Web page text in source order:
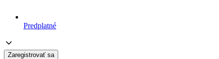
Predplatné
Zaregistrovať sa